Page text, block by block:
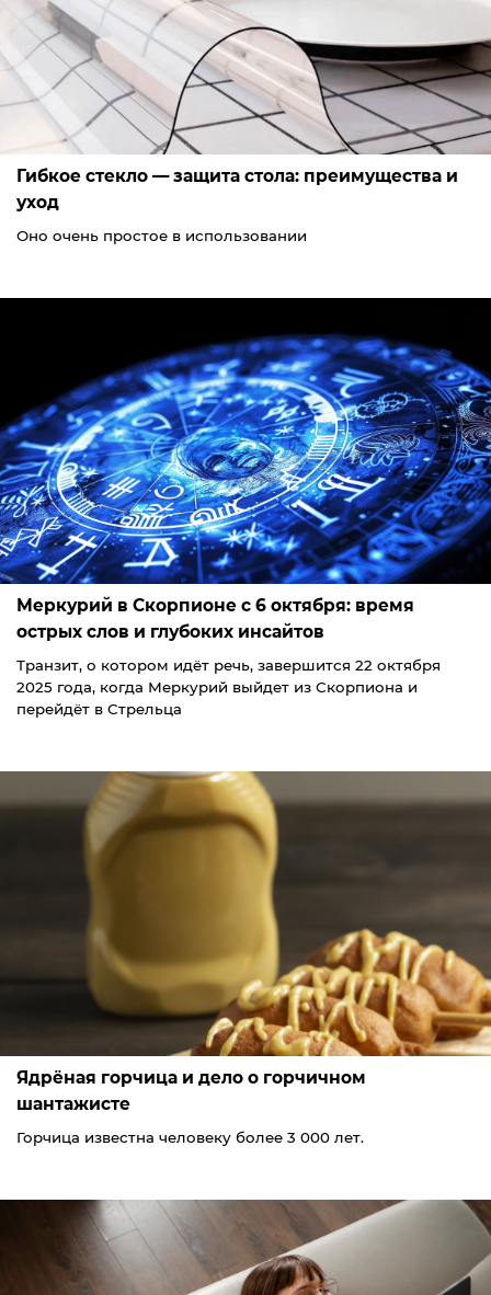
Гибкое стекло — защита стола: преимущества и
уход
Оно очень простое в использовании
Меркурий в Скорпионе с 6 октября: время
острых слов и глубоких инсайтов
Транзит, о котором идёт речь, завершится 22 октября
2025 года, когда Меркурий выйдет из Скорпиона и
перейдёт в Стрельца
Ядрёная горчица и дело о горчичном
шантажисте
Горчица известна человеку более 3 000 лет.